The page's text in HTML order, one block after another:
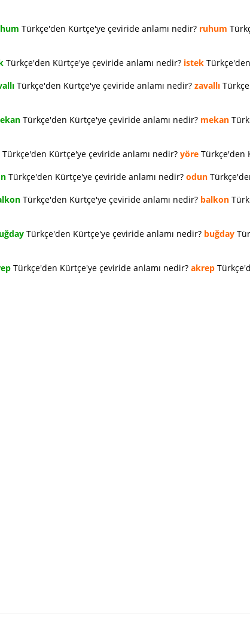
Türkçe'den Kürtçe'ye çeviride anlamı nedir? ruhum
Türkçe'den Kürtçe'ye çeviride anlamı nedir? istek
Türkçe'den Kürtçe'ye çeviride anlamı nedir? zavallı
Türkçe'den Kürtçe'ye çeviride anlamı nedir? mekan
Türkçe'den Kürtçe'ye çeviride anlamı nedir? yöre Türkçe'den
Türkçe'den Kürtçe'ye çeviride anlamı nedir? odun
Türkçe'den Kürtçe'ye çeviride anlamı nedir? balkon
Türkçe'den Kürtçe'ye çeviride anlamı nedir? buğday
Türkçe'den Kürtçe'ye çeviride anlamı nedir? akrep